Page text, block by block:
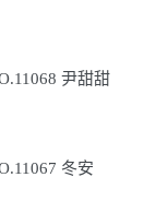
尹甜甜
冬安